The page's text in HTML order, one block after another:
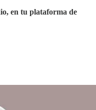
en tu plataforma de